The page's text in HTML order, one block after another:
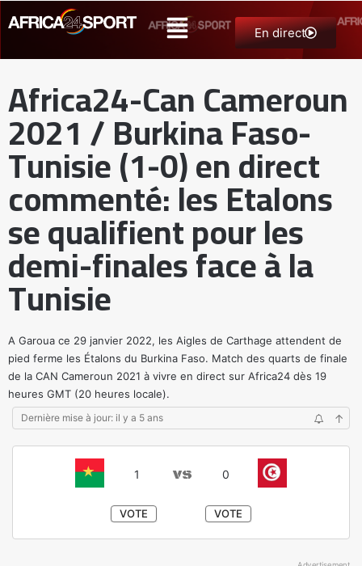
En direct
Africa24-Can Cameroun
2021 / Burkina Faso-
Tunisie (1-0) en direct
commenté: les Etalons
se qualifient pour les
demi-finales face à la
Tunisie
A Garoua ce 29 janvier 2022, les Aigles de Carthage attendent de
pied ferme les Étalons du Burkina Faso. Match des quarts de finale
de la CAN Cameroun 2021 à vivre en direct sur Africa24 dès 19
heures GMT (20 heures locale).
Dernière mise à jour: il y a 5 ans ↑
1 0
VOTE VOTE